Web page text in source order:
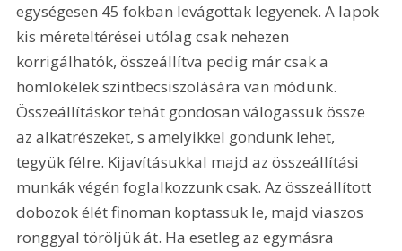
egységesen 45 fokban levágottak legyenek. A lapok
kis méreteltérései utólag csak nehezen
korrigálhatók, összeállítva pedig már csak a
homlokélek szintbecsiszolására van módunk.
Összeállításkor tehát gondosan válogassuk össze
az alkatrészeket, s amelyikkel gondunk lehet,
tegyük félre. Kijavításukkal majd az összeállítási
munkák végén foglalkozzunk csak. Az összeállított
dobozok élét finoman koptassuk le, majd viaszos
ronggyal töröljük át. Ha esetleg az egymásra